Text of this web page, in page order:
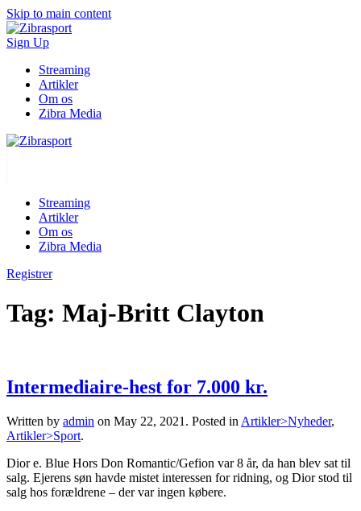
Skip to main content
Sign Up
Streaming
Artikler
Om os
Zibra Media
Streaming
Artikler
Om os
Zibra Media
Registrer
Tag: Maj-Britt Clayton
Intermediaire-hest for 7.000 kr.
Written by admin on May 22, 2021 . Posted in Artikler>Nyheder,
Artikler>Sport.
Dior e. Blue Hors Don Romantic/Gefion var 8 år, da han blev sat til
salg. Ejerens søn havde mistet interessen for ridning, og Dior stod til
salg hos forældrene – der var ingen købere.